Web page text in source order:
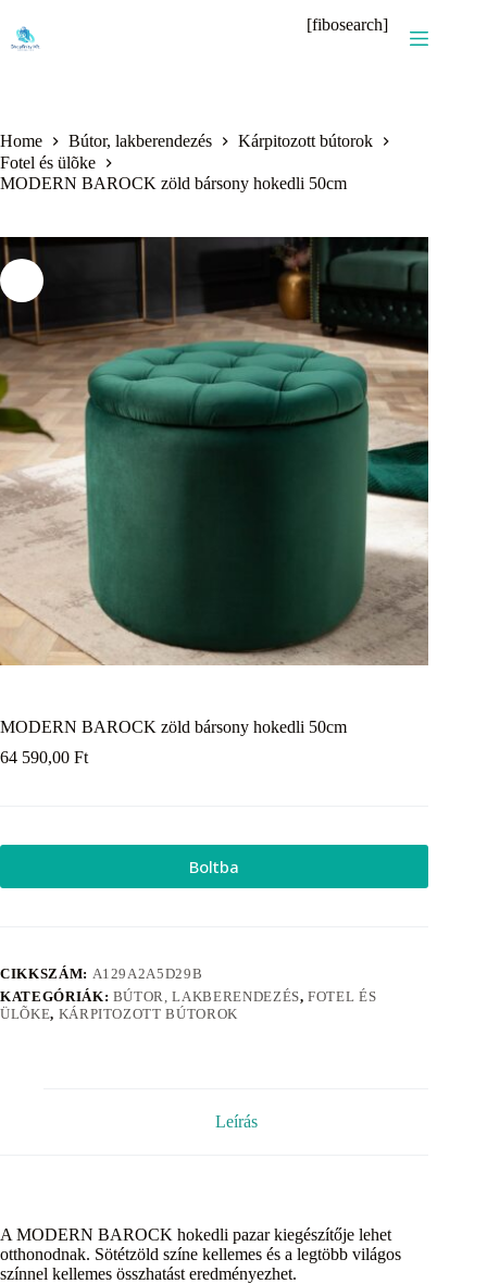
content
[fibosearch]
Home Bútor, lakberendezés
Kárpitozott bútorok
Fotel és ülõke
MODERN BAROCK zöld bársony hokedli 50cm
MODERN BAROCK zöld bársony hokedli 50cm
64 590,00 Ft
Boltba
CIKKSZÁM: A129A2A5D29B
KATEGÓRIÁK: BÚTOR, LAKBERENDEZÉS,FOTEL ÉS
ÜLÕKE, KÁRPITOZOTT BÚTOROK
Leírás
A MODERN BAROCK hokedli pazar kiegészítője lehet
otthonodnak. Sötétzöld színe kellemes és a legtöbb világos
színnel kellemes összhatást eredményezhet.